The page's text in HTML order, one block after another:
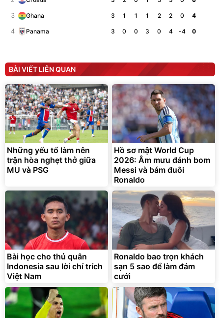
3 Ghana 3 1 1 1 2 2 0 4
4 Panama 3 0 0 3 0 4 -4 0
BÀI VIẾT LIÊN QUAN
Những yếu tố làm nên
trận hòa nghẹt thở giữa
MU và PSG
Hồ sơ mật World Cup
2026: Âm mưu đánh bom
Messi và bám đuôi
Ronaldo
Bài học cho thủ quân
Indonesia sau lời chỉ trích
Việt Nam
Ronaldo bao trọn khách
sạn 5 sao để làm đám
cưới